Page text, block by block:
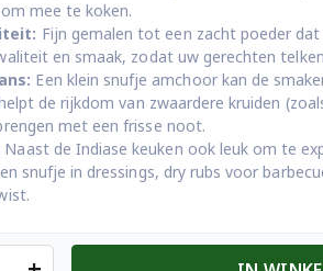
mee te koken.
Fijn gemalen tot een zacht poeder
en smaak, zodat uw gerechten
Een klein snufje amchoor kan de
de rijkdom van zwaardere kruiden
met een frisse noot.
Naast de Indiase keuken ook leuk om te
snufje in dressings, dry rubs voor